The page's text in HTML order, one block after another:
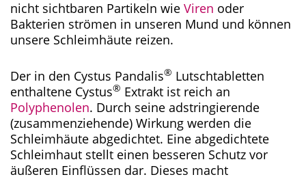
nicht sichtbaren Partikeln wie Viren oder
Bakterien strömen in unseren Mund und können
unsere Schleimhäute reizen.
Der in den Cystus Pandalis® Lutschtabletten
enthaltene Cystus® Extrakt ist reich an
Polyphenolen. Durch seine adstringierende
(zusammenziehende) Wirkung werden die
Schleimhäute abgedichtet. Eine abgedichtete
Schleimhaut stellt einen besseren Schutz vor
äußeren Einflüssen dar. Dieses macht